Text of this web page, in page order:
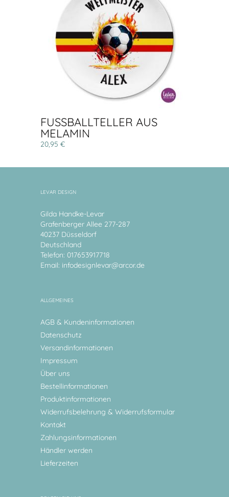
FUSSBALLTELLER AUS
MELAMIN
20,95 €
LEVAR DESIGN
Gilda Handke-Levar
Grafenberger Allee 277-287
40237 Düsseldorf
Deutschland
Telefon: 017653917718
Email: infodesignlevar@arcor.de
ALLGEMEINES
AGB & Kundeninformationen
Datenschutz
Versandinformationen
Impressum
Über uns
Bestellinformationen
Produktinformationen
Widerrufsbelehrung & Widerrufsformular
Kontakt
Zahlungsinformationen
Händler werden
Lieferzeiten